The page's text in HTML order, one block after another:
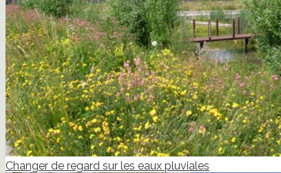
Changer de regard sur les eaux pluviales